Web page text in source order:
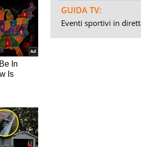
GUIDA TV:
Eventi sportivi in